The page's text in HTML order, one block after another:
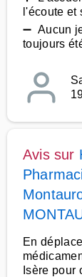
l'écoute et
➖ Aucun
toujours
Avis sur
En
Isère pour